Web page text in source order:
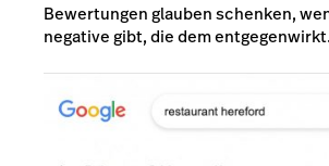
Bewertungen glauben schenken,
negative gibt, die dem entgegenwirkt.